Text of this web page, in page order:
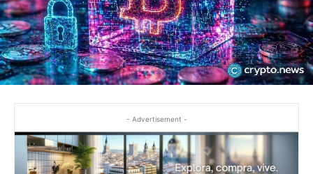
- Advertisement -